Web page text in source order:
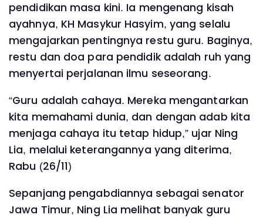
pendidikan masa kini. Ia mengenang kisah
ayahnya, KH Masykur Hasyim, yang selalu
mengajarkan pentingnya restu guru. Baginya,
restu dan doa para pendidik adalah ruh yang
menyertai perjalanan ilmu seseorang.
“Guru adalah cahaya. Mereka mengantarkan
kita memahami dunia, dan dengan adab kita
menjaga cahaya itu tetap hidup,” ujar Ning
Lia, melalui keterangannya yang diterima,
Rabu (26/11)
Sepanjang pengabdiannya sebagai senator
Jawa Timur, Ning Lia melihat banyak guru